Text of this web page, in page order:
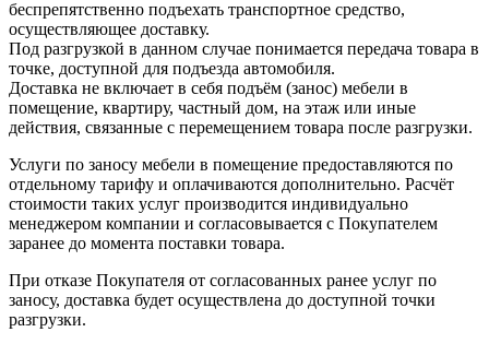
беспрепятственно подъехать транспортное средство,
осуществляющее доставку.
Под разгрузкой в данном случае понимается передача товара в
точке, доступной для подъезда автомобиля.
Доставка не включает в себя подъём (занос) мебели в
помещение, квартиру, частный дом, на этаж или иные
действия, связанные с перемещением товара после разгрузки.
Услуги по заносу мебели в помещение предоставляются по
отдельному тарифу и оплачиваются дополнительно. Расчёт
стоимости таких услуг производится индивидуально
менеджером компании и согласовывается с Покупателем
заранее до момента поставки товара.
При отказе Покупателя от согласованных ранее услуг по
заносу, доставка будет осуществлена до доступной точки
разгрузки.